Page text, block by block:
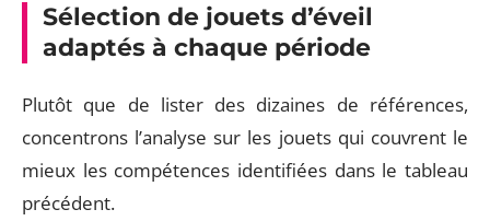
Sélection de jouets d’éveil
adaptés à chaque période
Plutôt que de lister des dizaines de références,
concentrons l’analyse sur les jouets qui couvrent le
mieux les compétences identifiées dans le tableau
précédent.